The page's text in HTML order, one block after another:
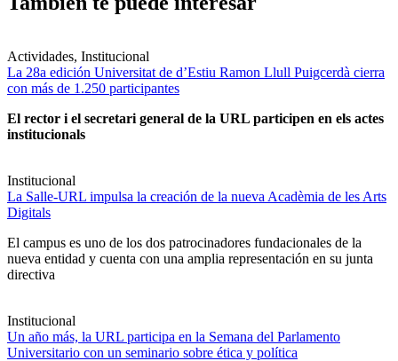
Actividades, Institucional
La 28a edición Universitat de d’Estiu Ramon Llull Puigcerdà cierra
con más de 1.250 participantes
El rector i el secretari general de la URL participen en els actes
institucionals
Institucional
La Salle-URL impulsa la creación de la nueva Acadèmia de les Arts
Digitals
El campus es uno de los dos patrocinadores fundacionales de la
nueva entidad y cuenta con una amplia representación en su junta
directiva
Institucional
Un año más, la URL participa en la Semana del Parlamento
Universitario con un seminario sobre ética y política